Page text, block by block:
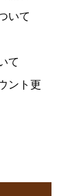
いて
て
ント更